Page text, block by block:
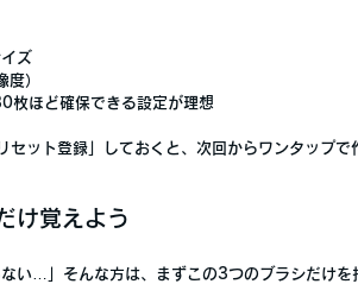
ズ
）
枚ほど確保できる設定が理想
セット登録」 しておくと、次回からワンタップで
け覚えよう
ない…」そんな方は、まずこの3つのブラシだけを